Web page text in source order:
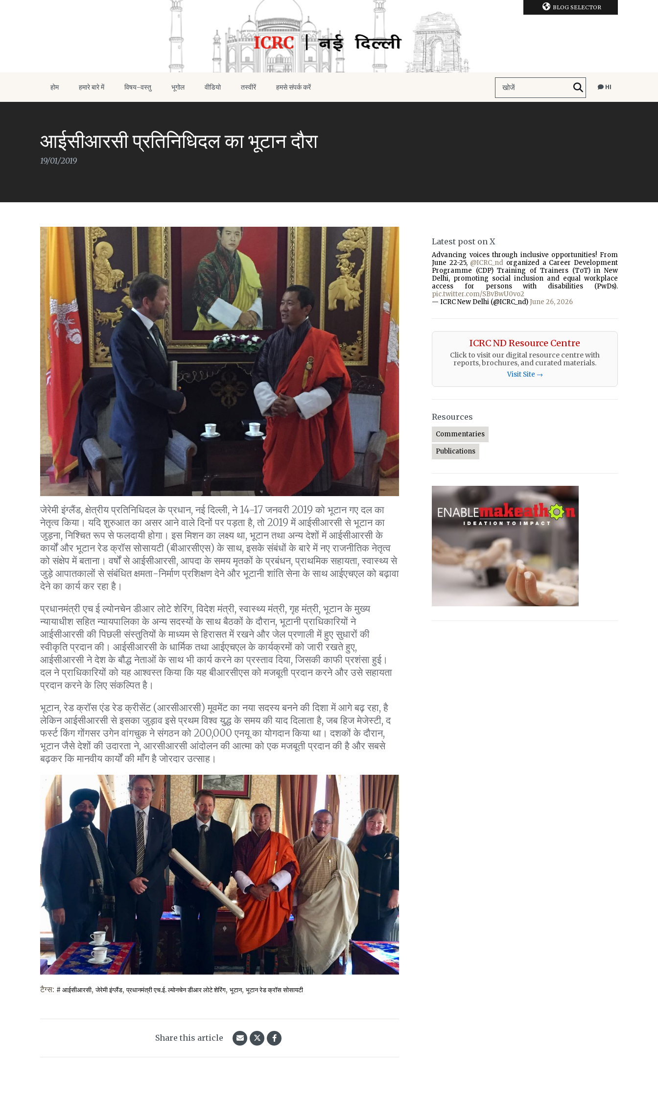
BLOG SELECTOR
होम हमारे बारे में विषय-वस्तु भूगोल वीडियो तस्वीरें हमसे संपर्क करें HI
आईसीआरसी प्रतिनिधिदल का भूटान दौरा
19/01/2019
जेरेमी इंग्लैंड, क्षेत्रीय प्रतिनिधिदल के प्रधान, नई दिल्ली, ने 14-17 जनवरी 2019 को भूटान गए दल का
नेतृत्व किया। यदि शुरुआत का असर आने वाले दिनों पर पड़ता है, तो 2019 में आईसीआरसी से भूटान का
जुड़ना, निश्चित रूप से फलदायी होगा। इस मिशन का लक्ष्य था, भूटान तथा अन्य देशों में आईसीआरसी के
कार्यों और भूटान रेड क्रॉस सोसायटी (बीआरसीएस) के साथ, इसके संबंधों के बारे में नए राजनीतिक नेतृत्व
को संक्षेप में बताना। वर्षों से आईसीआरसी, आपदा के समय मृतकों के प्रबंधन, प्राथमिक सहायता, स्वास्थ्य से
जुड़े आपातकालों से संबंधित क्षमता-निर्माण प्रशिक्षण देने और भूटानी शांति सेना के साथ आईएचएल को बढ़ावा
देने का कार्य कर रहा है।
प्रधानमंत्री एच ई ल्योनचेन डीआर लोटे शेरिंग, विदेश मंत्री, स्वास्थ्य मंत्री, गृह मंत्री, भूटान के मुख्य
न्यायाधीश सहित न्यायपालिका के अन्य सदस्यों के साथ बैठकों के दौरान, भूटानी प्राधिकारियों ने
आईसीआरसी की पिछली संस्तुतियों के माध्यम से हिरासत में रखने और जेल प्रणाली में हुए सुधारों की
स्वीकृति प्रदान की। आईसीआरसी के धार्मिक तथा आईएचएल के कार्यक्रमों को जारी रखते हुए,
आईसीआरसी ने देश के बौद्ध नेताओं के साथ भी कार्य करने का प्रस्ताव दिया, जिसकी काफी प्रशंसा हुई।
दल ने प्राधिकारियों को यह आश्वस्त किया कि यह बीआरसीएस को मजबूती प्रदान करने और उसे सहायता
प्रदान करने के लिए संकल्पित है।
भूटान, रेड क्रॉस एंड रेड क्रीसेंट (आरसीआरसी) मूवमेंट का नया सदस्य बनने की दिशा में आगे बढ़ रहा, है
लेकिन आईसीआरसी से इसका जुड़ाव इसे प्रथम विश्व युद्ध के समय की याद दिलाता है, जब हिज मेजेस्टी, द
फर्स्ट किंग गोंगसर उगेन वांगचुक ने संगठन को 200,000 एनयू का योगदान किया था। दशकों के दौरान,
भूटान जैसे देशों की उदारता ने, आरसीआरसी आंदोलन की आत्मा को एक मजबूती प्रदान की है और सबसे
बढ़कर कि मानवीय कार्यों की माँग है जोरदार उत्साह।
टैग्स: # आईसीआरसी,जेरेमी इंग्लैंड,प्रधानमंत्री एच.ई. ल्योनचेन डीआर लोटे शेरिंग, भूटान, भूटान रेड क्रॉस सोसायटी
Share this article
Latest post on X
Advancing voices through inclusive opportunities! From
June 22-25, @ICRC_nd organized a Career Development
Programme (CDP) Training of Trainers (ToT) in New
Delhi, promoting social inclusion and equal workplace
access for persons with disabilities (PwDs).
pic.twitter.com/SBvBwU0vo2
— ICRC New Delhi (@ICRC_nd) June 26, 2026
ICRC ND Resource Centre
Click to visit our digital resource centre with
reports, brochures, and curated materials.
Visit Site →
Resources
Commentaries
Publications